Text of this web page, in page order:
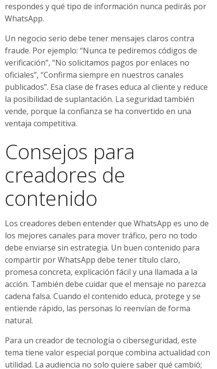
respondes y qué tipo de información nunca pedirás por
WhatsApp.
Un negocio serio debe tener mensajes claros contra
fraude. Por ejemplo: “Nunca te pediremos códigos de
verificación”, “No solicitamos pagos por enlaces no
oficiales”, “Confirma siempre en nuestros canales
publicados”. Esa clase de frases educa al cliente y reduce
la posibilidad de suplantación. La seguridad también
vende, porque la confianza se ha convertido en una
ventaja competitiva.
Consejos para
creadores de
contenido
Los creadores deben entender que WhatsApp es uno de
los mejores canales para mover tráfico, pero no todo
debe enviarse sin estrategia. Un buen contenido para
compartir por WhatsApp debe tener título claro,
promesa concreta, explicación fácil y una llamada a la
acción. También debe cuidar que el mensaje no parezca
cadena falsa. Cuando el contenido educa, protege y se
entiende rápido, las personas lo reenvían de forma
natural.
Para un creador de tecnología o ciberseguridad, este
tema tiene valor especial porque combina actualidad con
utilidad. La audiencia no solo quiere saber qué cambió;